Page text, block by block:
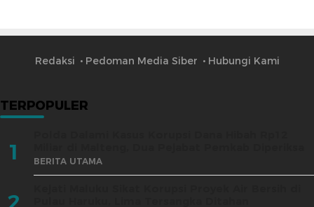
Redaksi Pedoman Media Siber Hubungi Kami
TERPOPULER
1 BERITA UTAMA